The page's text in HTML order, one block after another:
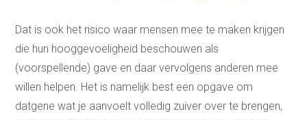
Dat is ook het risico waar mensen mee te maken krijgen
die hun hooggevoeligheid beschouwen als
(voorspellende) gave en daar vervolgens anderen mee
willen helpen. Het is namelijk best een opgave om
datgene wat je aanvoelt volledig zuiver over te brengen,